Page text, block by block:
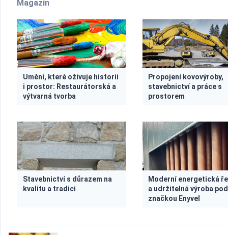
Magazín
Umění, které oživuje historii
i prostor: Restaurátorská a
výtvarná tvorba
Propojení kovovýroby,
stavebnictví a práce s
prostorem
Stavebnictví s důrazem na
kvalitu a tradici
Moderní energetická
a udržitelná výroba pod
značkou Enyvel